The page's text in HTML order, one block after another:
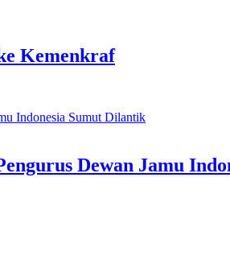
Kemenkraf
Dewan Jamu